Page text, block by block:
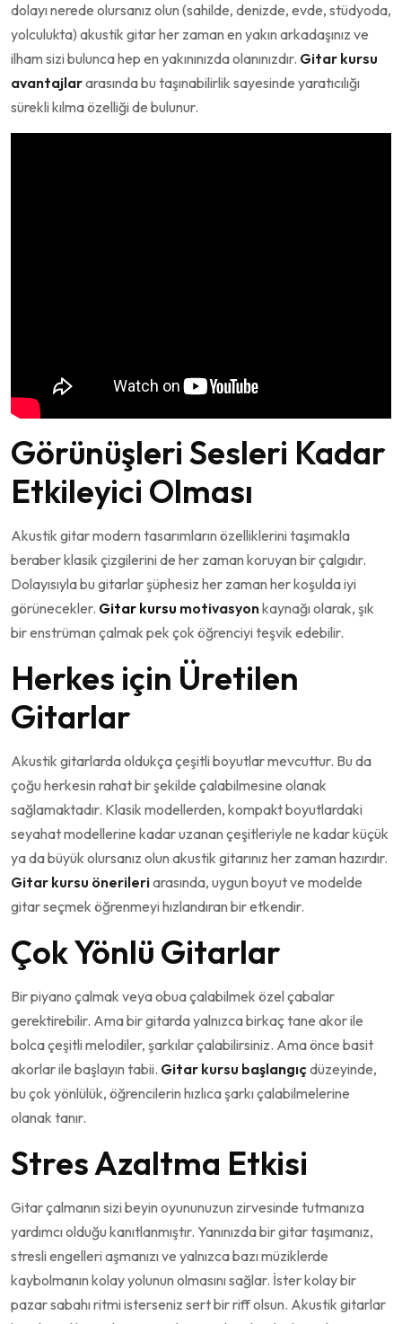
dolayı nerede olursanız olun (sahilde, denizde, evde, stüdyoda,
yolculukta) akustik gitar her zaman en yakın arkadaşınız ve
ilham sizi bulunca hep en yakınınızda olanınızdır. Gitar kursu
avantajlararasında bu taşınabilirlik sayesinde yaratıcılığı
sürekli kılma özelliği de bulunur.
Görünüşleri Sesleri Kadar
Etkileyici Olması
Akustik gitar modern tasarımların özelliklerini taşımakla
beraber klasik çizgilerini de her zaman koruyan bir çalgıdır.
Dolayısıyla bu gitarlar şüphesiz her zaman her koşulda iyi
görünecekler. Gitar kursu motivasyonkaynağı olarak, şık
bir enstrüman çalmak pek çok öğrenciyi teşvik edebilir.
Herkes için Üretilen
Gitarlar
Akustik gitarlarda oldukça çeşitli boyutlar mevcuttur. Bu da
çoğu herkesin rahat bir şekilde çalabilmesine olanak
sağlamaktadır. Klasik modellerden, kompakt boyutlardaki
seyahat modellerine kadar uzanan çeşitleriyle ne kadar küçük
ya da büyük olursanız olun akustik gitarınız her zaman hazırdır.
Gitar kursu önerileriarasında, uygun boyut ve modelde
gitar seçmek öğrenmeyi hızlandıran bir etkendir.
Çok Yönlü Gitarlar
Bir piyano çalmak veya obua çalabilmek özel çabalar
gerektirebilir. Ama bir gitarda yalnızca birkaç tane akor ile
bolca çeşitli melodiler, şarkılar çalabilirsiniz. Ama önce basit
akorlar ile başlayın tabii. Gitar kursu başlangıçdüzeyinde,
bu çok yönlülük, öğrencilerin hızlıca şarkı çalabilmelerine
olanak tanır.
Stres Azaltma Etkisi
Gitar çalmanın sizi beyin oyununuzun zirvesinde tutmanıza
yardımcı olduğu kanıtlanmıştır. Yanınızda bir gitar taşımanız,
stresli engelleri aşmanızı ve yalnızca bazı müziklerde
kaybolmanın kolay yolunun olmasını sağlar. İster kolay bir
pazar sabahı ritmi isterseniz sert bir riff olsun. Akustik gitarlar